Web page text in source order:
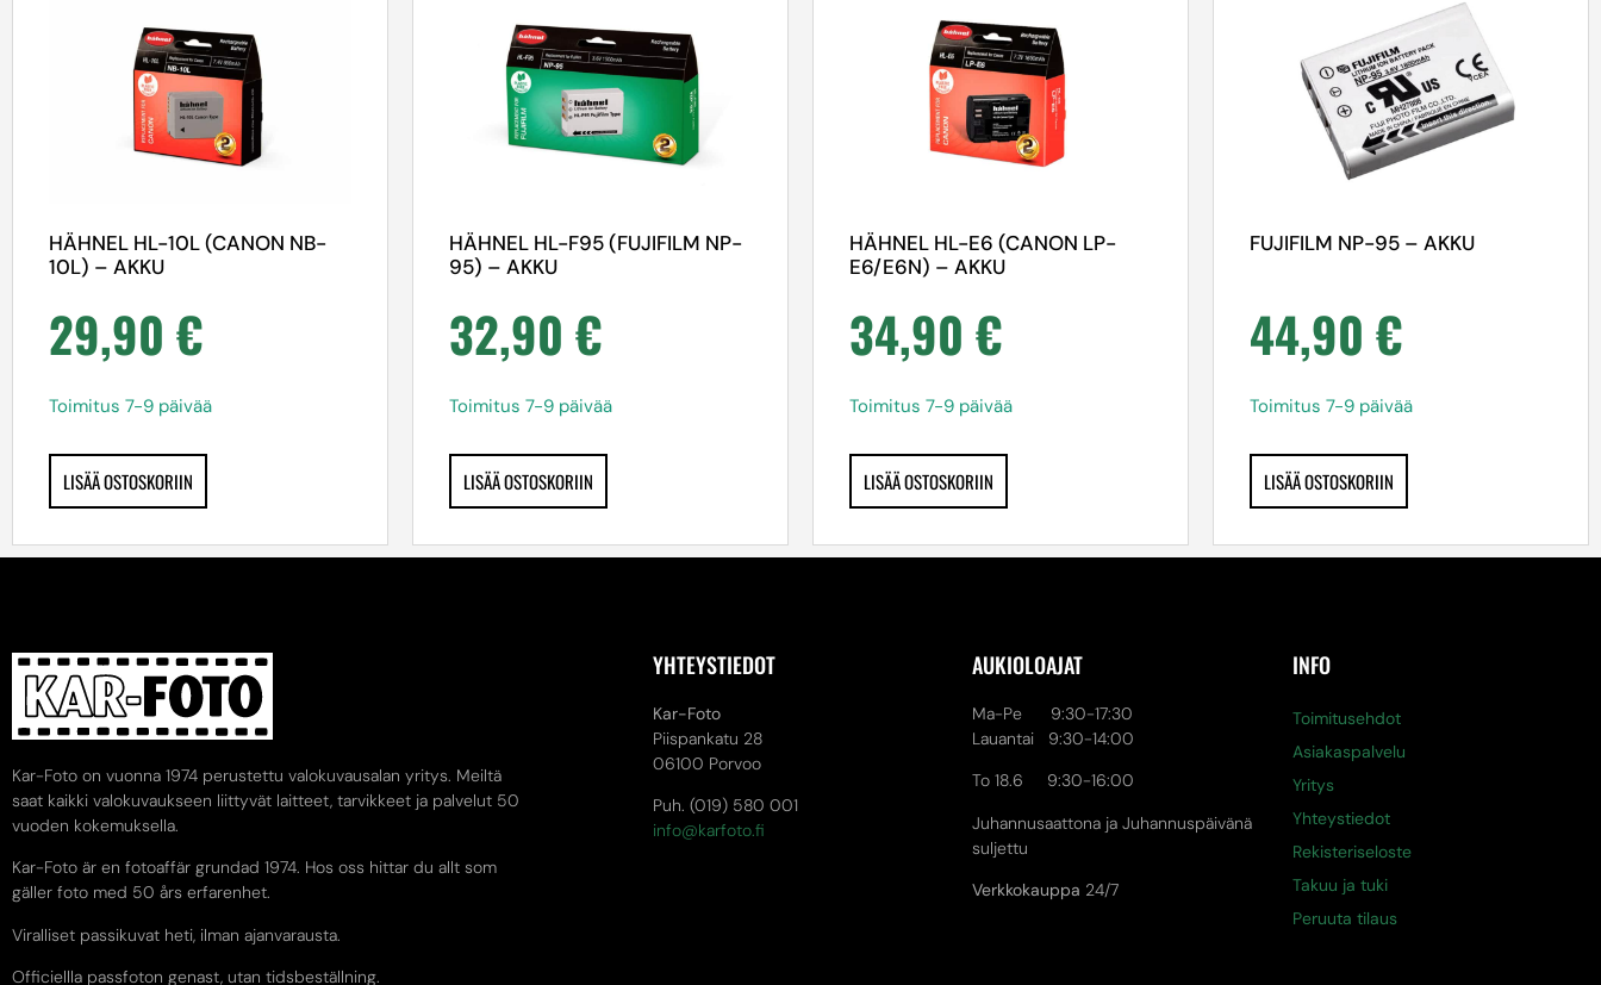
HÄHNEL HL-10L (CANON NB-
10L) – AKKU
29,90 €
Toimitus 7-9 päivää
LISÄÄ OSTOSKORIIN
HÄHNEL HL-F95 (FUJIFILM NP-
95) – AKKU
32,90 €
Toimitus 7-9 päivää
LISÄÄ OSTOSKORIIN
HÄHNEL HL-E6 (CANON LP-
E6/E6N) – AKKU
34,90 €
Toimitus 7-9 päivää
LISÄÄ OSTOSKORIIN
FUJIFILM NP-95 – AKKU
44,90 €
Toimitus 7-9 päivää
LISÄÄ OSTOSKORIIN
Kar-Foto on vuonna 1974 perustettu valokuvausalan yritys. Meiltä
saat kaikki valokuvaukseen liittyvät laitteet, tarvikkeet ja palvelut 50
vuoden kokemuksella.
Kar-Foto är en fotoaffär grundad 1974. Hos oss hittar du allt som
gäller foto med 50 års erfarenhet.
Viralliset passikuvat heti, ilman ajanvarausta.
Officiellla passfoton genast, utan tidsbeställning.
YHTEYSTIEDOT
Kar-Foto
Piispankatu 28
06100 Porvoo
Puh. (019) 580 001
info@karfoto.fi
AUKIOLOAJAT
Ma-Pe 9:30-17:30
Lauantai 9:30-14:00
To 18.6 9:30-16:00
Juhannusaattona ja Juhannuspäivänä
suljettu
Verkkokauppa 24/7
INFO
Toimitusehdot
Asiakaspalvelu
Yritys
Yhteystiedot
Rekisteriseloste
Takuu ja tuki
Peruuta tilaus